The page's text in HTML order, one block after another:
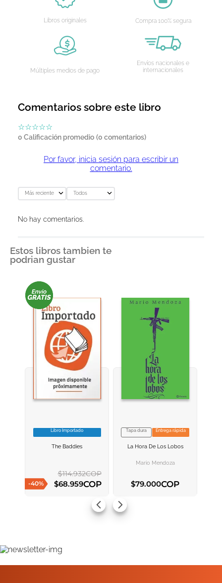
Libros originales Compra 100% segura
Múltiples medios de pago
Envíos nacionales e
internacionales
Comentarios sobre este libro
☆☆☆☆☆
0 Calificación promedio (0 comentarios)
Por favor, inicia sesión para escribir un
comentario.
Más reciente Todos
No hay comentarios.
Estos libros tambien te
podrian gustar
VER INFORMACION
Libro Importado
The Baddies
-40%
$114.932COP
$68.959COP
VER INFORMACION
Tapa dura Entrega rápida
La Hora De Los Lobos
Mario Mendoza
$79.000COP